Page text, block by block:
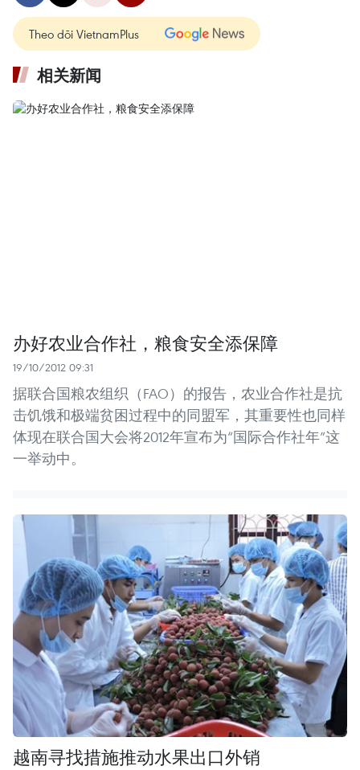
Theo dõi VietnamPlus
相关新闻
办好农业合作社，粮食安全添保障
19/10/2012 09:31
据联合国粮农组织（FAO）的报告，农业合作社是抗
击饥饿和极端贫困过程中的同盟军，其重要性也同样
体现在联合国大会将2012年宣布为“国际合作社年”这
一举动中。
越南寻找措施推动水果出口外销